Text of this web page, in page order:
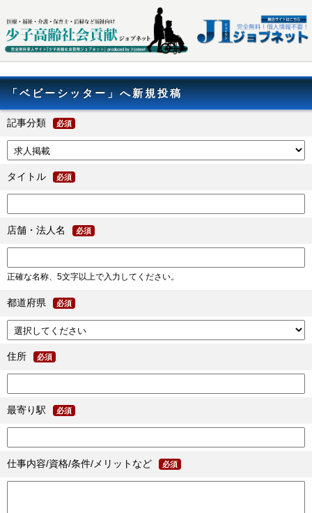
「ベビーシッター」へ新規投稿
記事分類 必須
タイトル 必須
店舗・法人名 必須
正確な名称、5文字以上で入力してください。
都道府県 必須
住所 必須
最寄り駅 必須
仕事内容/資格/条件/メリットなど 必須